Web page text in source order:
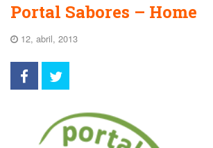
Portal Sabores – Home
12, abril, 2013